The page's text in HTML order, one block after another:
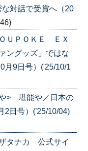
対話で受賞へ（20
ＵＰＯＫＥ ＥＸ
ングッズ」ではな
月9日号）('25/10/1
> 堪能や／日本の
2日号）('25/10/04)
タナカ 公式サイ